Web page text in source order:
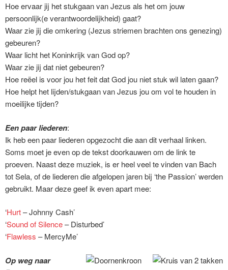
Hoe ervaar jij het stukgaan van Jezus als het om jouw
persoonlijk(e verantwoordelijkheid) gaat?
Waar zie jij die omkering (Jezus striemen brachten ons genezing)
gebeuren?
Waar licht het Koninkrijk van God op?
Waar zie jij dat niet gebeuren?
Hoe reëel is voor jou het feit dat God jou niet stuk wil laten gaan?
Hoe helpt het lijden/stukgaan van Jezus jou om vol te houden in
moeilijke tijden?
Een paar liederen:
Ik heb een paar liederen opgezocht die aan dit verhaal linken.
Soms moet je even op de tekst doorkauwen om de link te
proeven. Naast deze muziek, is er heel veel te vinden van Bach
tot Sela, of de liederen die afgelopen jaren bij ‘the Passion’ werden
gebruikt. Maar deze geef ik even apart mee:
‘Hurt– Johnny Cash’
‘Sound of Silence– Disturbed’
‘Flawless – MercyMe’
Op weg naar